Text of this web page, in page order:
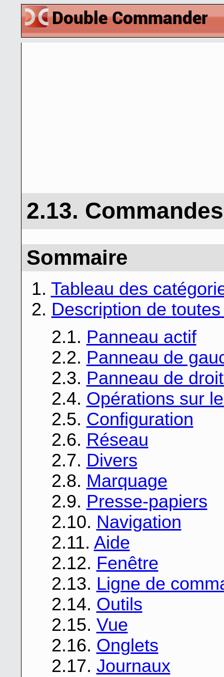
2.13.
Sommaire
1. Tableau des
2. Description de
2.1. Panneau actif
2.2. Panneau de
2.3. Panneau de
2.4. Opérations sur
2.5. Configuration
2.6. Réseau
2.7. Divers
2.8. Marquage
2.9. Presse-papiers
2.10. Navigation
2.11. Aide
2.12. Fenêtre
2.13. Ligne de
2.14. Outils
2.15. Vue
2.16. Onglets
2.17. Journaux